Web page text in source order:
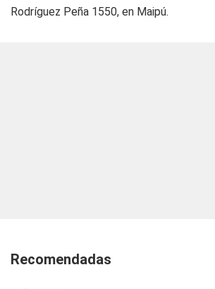
Rodríguez Peña 1550, en Maipú.
Recomendadas